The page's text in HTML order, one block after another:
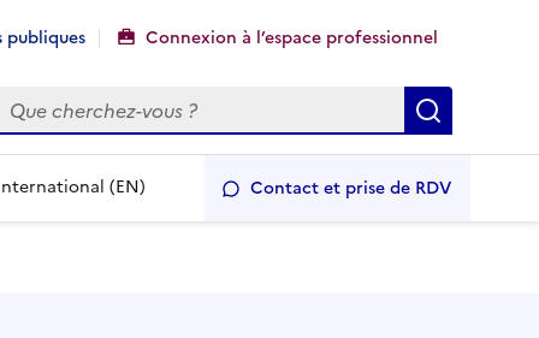
publiques Connexion à l’espace professionnel
(EN) Contact et prise de RDV